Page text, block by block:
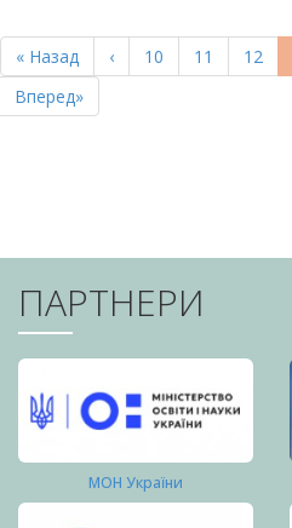
НА
СТОРІНКИ
Перша
сторінка
« Назад
Попередня
сторінка
‹ Page
10 Page
11 Page
12
Остання
сторінка
Вперед»
ПАРТНЕРИ
МОН України